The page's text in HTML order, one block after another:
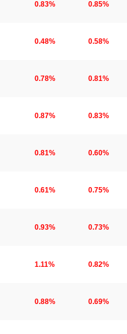
0.83% 0.85%
0.48% 0.58%
0.78% 0.81%
0.87% 0.83%
0.81% 0.60%
0.61% 0.75%
0.93% 0.73%
1.11% 0.82%
0.88% 0.69%